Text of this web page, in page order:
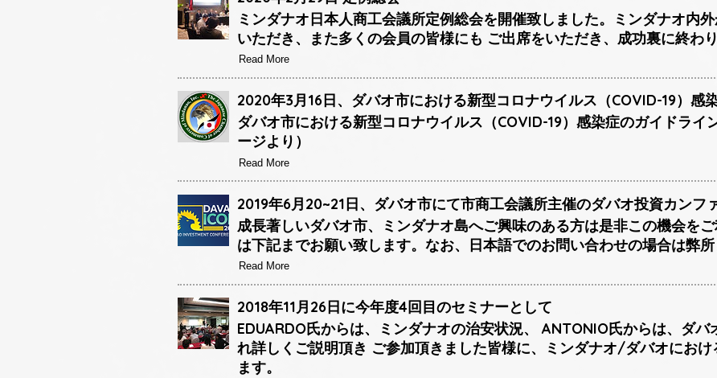
ミンダナオ日本人商工会議所定例総会を開催致しました。ミンダナオ内
いただき、また多くの会員の皆様にも ご出席をいただき、成功裏に終わり
Read More
2020年3月16日、ダバオ市における新型コロナウイルス（COVID-19）感
ダバオ市における新型コロナウイルス（COVID-19）感染症のガイドライ
ージより）
Read More
2019年6月20~21日、ダバオ市にて市商工会議所主催のダバオ投資カンフ
成長著しいダバオ市、ミンダナオ島へご興味のある方は是非この機会を
は下記までお願い致します。なお、日本語でのお問い合わせの場合は弊所
Read More
2018年11月26日に今年度4回目のセミナーとして
EDUARDO氏からは、ミンダナオの治安状況、 ANTONIO氏からは、ダ
れ詳しくご説明頂き ご参加頂きました皆様に、ミンダナオ/ダバオにお
ます。